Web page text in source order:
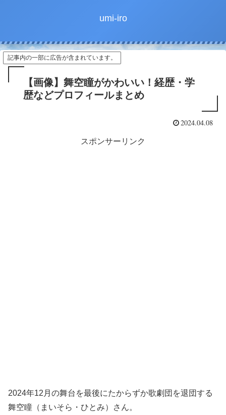
umi-iro
記事内の一部に広告が含まれています。
【画像】舞空瞳がかわいい！経歴・学
歴などプロフィールまとめ
2024.04.08
スポンサーリンク
2024年12月の舞台を最後にたからずか歌劇団を退団する
舞空瞳（まいそら・ひとみ）さん。